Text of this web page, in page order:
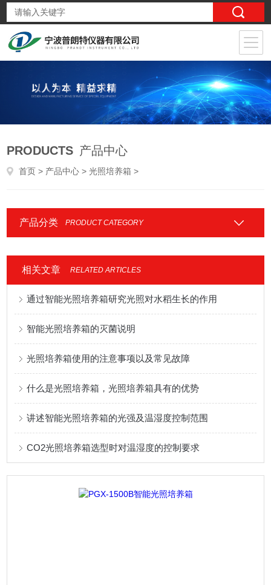
PRODUCTS 产品中心
首页 > 产品中心 >光照培养箱 >
产品分类 PRODUCT CATEGORY
相关文章 RELATED ARTICLES
通过智能光照培养箱研究光照对水稻生长的作用
智能光照培养箱的灭菌说明
光照培养箱使用的注意事项以及常见故障
什么是光照培养箱，光照培养箱具有的优势
讲述智能光照培养箱的光强及温湿度控制范围
CO2光照培养箱选型时对温湿度的控制要求